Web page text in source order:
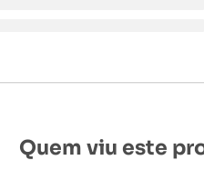
Quem viu este